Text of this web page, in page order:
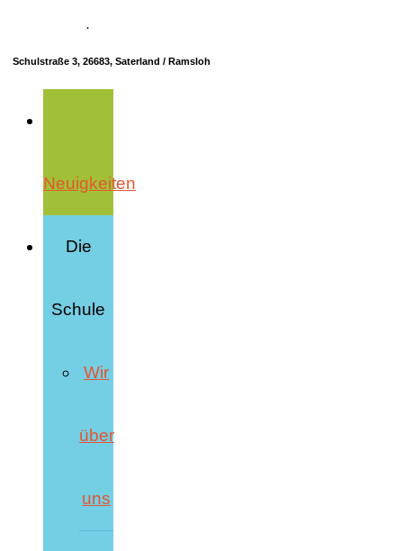
·
Schulstraße 3, 26683, Saterland / Ramsloh
Neuigkeiten
Die
Schule
Wir
über
uns